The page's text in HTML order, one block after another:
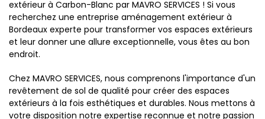
extérieur à Carbon-Blanc par MAVRO SERVICES ! Si vous
recherchez une entreprise aménagement extérieur à
Bordeaux experte pour transformer vos espaces extérieurs
et leur donner une allure exceptionnelle, vous êtes au bon
endroit.
Chez MAVRO SERVICES, nous comprenons l'importance d'un
revêtement de sol de qualité pour créer des espaces
extérieurs à la fois esthétiques et durables. Nous mettons à
votre disposition notre expertise reconnue et notre passion